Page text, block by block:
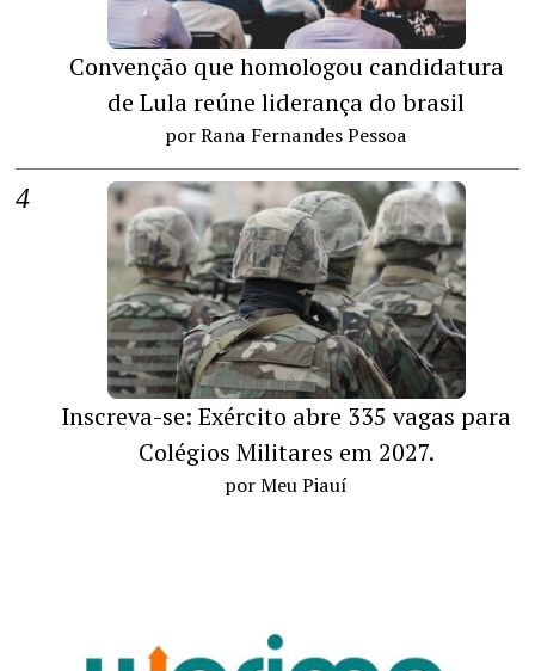
Convenção que homologou candidatura
de Lula reúne liderança do brasil
por Rana Fernandes Pessoa
Inscreva-se: Exército abre 335 vagas para
Colégios Militares em 2027.
por Meu Piauí